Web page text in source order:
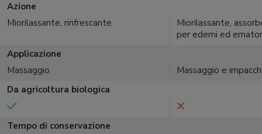
Azione
Miorilassante, rinfrescante
Miorilassante,
per edemi ed
Applicazione
Massaggio
Massaggio e
Da agricoltura biologica
Tempo di conservazione